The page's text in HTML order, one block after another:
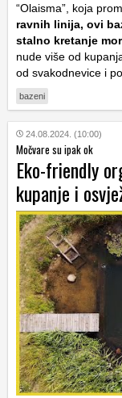
“Olaisma”, koja
ravnih linija, ovi
stalno kretanje
nude više od
od svakodnevice i
bazeni
24.08.2024. (10:00)
Močvare su ipak ok
Eko-friendly
kupanje i